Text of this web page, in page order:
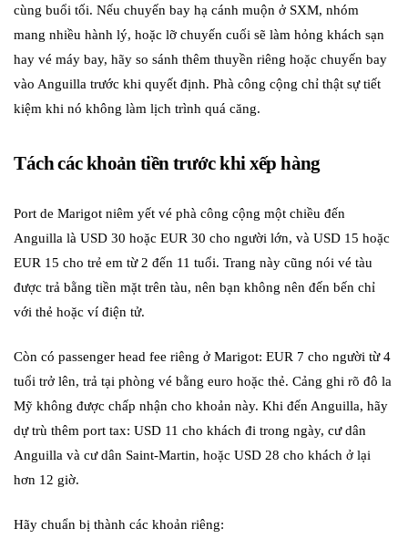
cùng buổi tối. Nếu chuyến bay hạ cánh muộn ở SXM, nhóm
mang nhiều hành lý, hoặc lỡ chuyến cuối sẽ làm hỏng khách sạn
hay vé máy bay, hãy so sánh thêm thuyền riêng hoặc chuyến bay
vào Anguilla trước khi quyết định. Phà công cộng chỉ thật sự tiết
kiệm khi nó không làm lịch trình quá căng.
Tách các khoản tiền trước khi xếp hàng
Port de Marigot niêm yết vé phà công cộng một chiều đến
Anguilla là USD 30 hoặc EUR 30 cho người lớn, và USD 15 hoặc
EUR 15 cho trẻ em từ 2 đến 11 tuổi. Trang này cũng nói vé tàu
được trả bằng tiền mặt trên tàu, nên bạn không nên đến bến chỉ
với thẻ hoặc ví điện tử.
Còn có passenger head fee riêng ở Marigot: EUR 7 cho người từ 4
tuổi trở lên, trả tại phòng vé bằng euro hoặc thẻ. Cảng ghi rõ đô la
Mỹ không được chấp nhận cho khoản này. Khi đến Anguilla, hãy
dự trù thêm port tax: USD 11 cho khách đi trong ngày, cư dân
Anguilla và cư dân Saint-Martin, hoặc USD 28 cho khách ở lại
hơn 12 giờ.
Hãy chuẩn bị thành các khoản riêng: